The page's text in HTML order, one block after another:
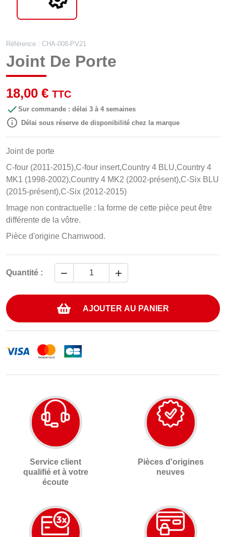
Référence : CHA-008-PV21
Joint De Porte
18,00 € TTC
 Sur commande : délai 3 à 4 semaines
 Délai sous réserve de disponibilité chez la marque
Joint de porte
C-four (2011-2015),C-four insert,Country 4 BLU,Country 4
MK1 (1998-2002),Country 4 MK2 (2002-présent),C-Six BLU
(2015-présent),C-Six (2012-2015)
Image non contractuelle : la forme de cette pièce peut être
différente de la vôtre.
Pièce d'origine Charnwood.
Quantité :  
AJOUTER AU PANIER
Service client
qualifié et à votre
écoute
Pièces d'origines
neuves